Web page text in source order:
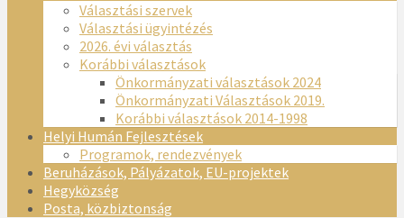
Választási szervek
Választási ügyintézés
2026. évi választás
Korábbi választások
Önkormányzati választások 2024
Önkormányzati Választások 2019.
Korábbi választások 2014-1998
Helyi Humán Fejlesztések
Programok, rendezvények
Beruházások, Pályázatok, EU-projektek
Hegyközség
Posta, közbiztonság